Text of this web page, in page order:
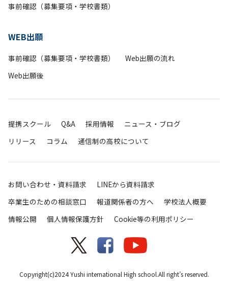
事前確認（募集要項・学校書類）
WEB出願
事前確認（募集要項・学校書類）
Web出願の流れ
Web出願後
提携スクール Q&A 採用情報
ニュース・ブログ
リリース
コラム 通信制の高校について
お問い合わせ・資料請求
LINEから資料請求
卒業生のための相談窓口
報道関係者の方へ
学校法人概要
情報公開
個人情報保護方針 Cookie等の利用ポリシー
Copyright(c)2024 Yushi international High school.All right’s reserved.